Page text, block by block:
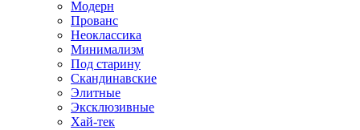
Модерн
Прованс
Неоклассика
Минимализм
Под старину
Скандинавские
Элитные
Эксклюзивные
Хай-тек